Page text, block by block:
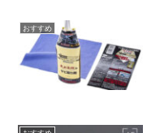
おすすめ